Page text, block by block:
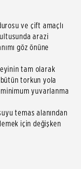
ve çift amaçlı
arazi
göz önüne
tam olarak
torkun yola
yuvarlanma
temas alanından
için değişken